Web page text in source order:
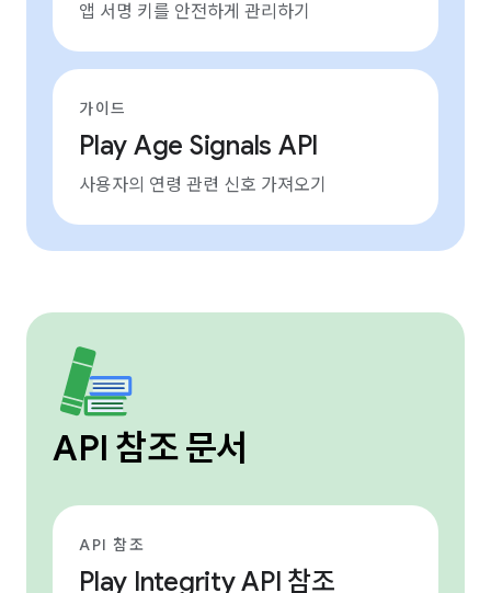
앱 서명 키를 안전하게 관리하기
가이드
Play Age Signals API
사용자의 연령 관련 신호 가져오기
API 참조 문서
API 참조
Play Integrity API 참조